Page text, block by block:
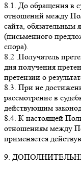
8.1. До обращения в
отношений между
сайта, обязательным
(письменного
спора).
8.2 .Получатель
дня получения
претензии о
8.3. При не
рассмотрение в
действующим
8.4. К настоящей
отношениям между
применяется
9.